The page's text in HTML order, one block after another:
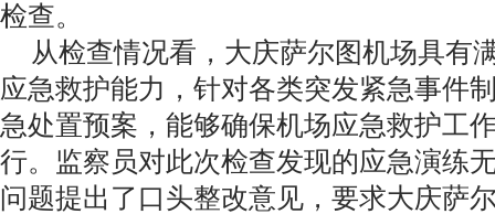
检查。
从检查情况看，大庆萨尔图机场具有
应急救护能力，针对各类突发紧急事件
急处置预案，能够确保机场应急救护工
行。监察员对此次检查发现的应急演练
问题提出了口头整改意见，要求大庆萨